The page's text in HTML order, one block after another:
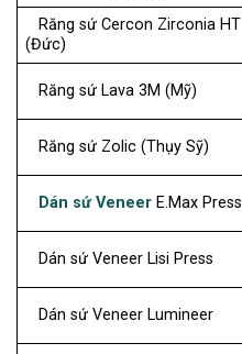
Răng sứ Cercon Zirconia HT
(Đức)
Răng sứ Lava 3M (Mỹ)
Răng sứ Zolic (Thụy Sỹ)
Dán sứ Veneer E.Max Press
Dán sứ Veneer Lisi Press
Dán sứ Veneer Lumineer